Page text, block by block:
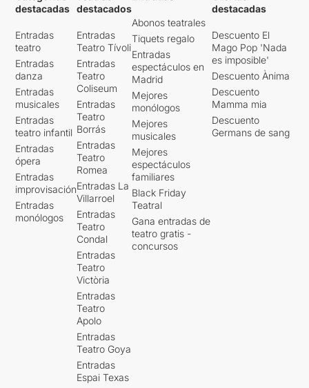
destacadas
Entradas
teatro
Entradas
danza
Entradas
musicales
Entradas
teatro infantil
Entradas
ópera
Entradas
improvisación
Entradas
monólogos
destacados
Entradas
Teatro Tívoli
Entradas
Teatro
Coliseum
Entradas
Teatro
Borrás
Entradas
Teatro
Romea
Entradas La
Villarroel
Entradas
Teatro
Condal
Entradas
Teatro
Victòria
Entradas
Teatro
Apolo
Entradas
Teatro Goya
Entradas
Espai Texas
Abonos teatrales
Tiquets regalo
Entradas
espectáculos en
Madrid
Mejores
monólogos
Mejores
musicales
Mejores
espectáculos
familiares
Black Friday
Teatral
Gana entradas de
teatro gratis -
concursos
destacadas
Descuento El
Mago Pop 'Nada
es imposible'
Descuento Ànima
Descuento
Mamma mia
Descuento
Germans de sang